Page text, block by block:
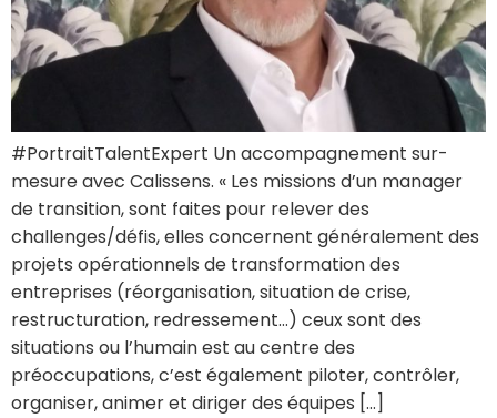
#PortraitTalentExpert Un accompagnement sur-
mesure avec Calissens. « Les missions d’un manager
de transition, sont faites pour relever des
challenges/défis, elles concernent généralement des
projets opérationnels de transformation des
entreprises (réorganisation, situation de crise,
restructuration, redressement…) ceux sont des
situations ou l’humain est au centre des
préoccupations, c’est également piloter, contrôler,
organiser, animer et diriger des équipes […]